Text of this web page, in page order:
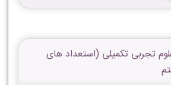
تجربی تکمیلی (استعداد های